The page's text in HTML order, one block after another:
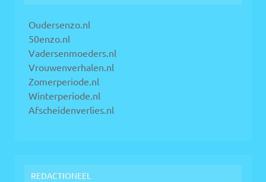
Oudersenzo.nl
50enzo.nl
Vadersenmoeders.nl
Vrouwenverhalen.nl
Zomerperiode.nl
Winterperiode.nl
Afscheidenverlies.nl
REDACTIONEEL